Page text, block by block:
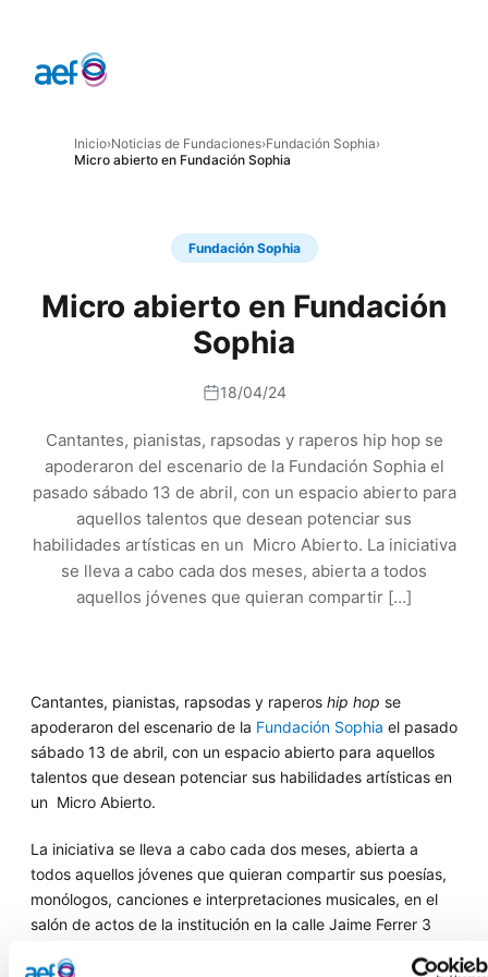
Inicio›Noticias de Fundaciones›Fundación Sophia›
Micro abierto en Fundación Sophia
Fundación Sophia
Micro abierto en Fundación
Sophia
18/04/24
Cantantes, pianistas, rapsodas y raperos hip hop se
apoderaron del escenario de la Fundación Sophia el
pasado sábado 13 de abril, con un espacio abierto para
aquellos talentos que desean potenciar sus
habilidades artísticas en un Micro Abierto. La iniciativa
se lleva a cabo cada dos meses, abierta a todos
aquellos jóvenes que quieran compartir […]
Cantantes, pianistas, rapsodas y raperos hip hop se
apoderaron del escenario de la Fundación Sophia el pasado
sábado 13 de abril, con un espacio abierto para aquellos
talentos que desean potenciar sus habilidades artísticas en
un Micro Abierto.
La iniciativa se lleva a cabo cada dos meses, abierta a
todos aquellos jóvenes que quieran compartir sus poesías,
monólogos, canciones e interpretaciones musicales, en el
salón de actos de la institución en la calle Jaime Ferrer 3